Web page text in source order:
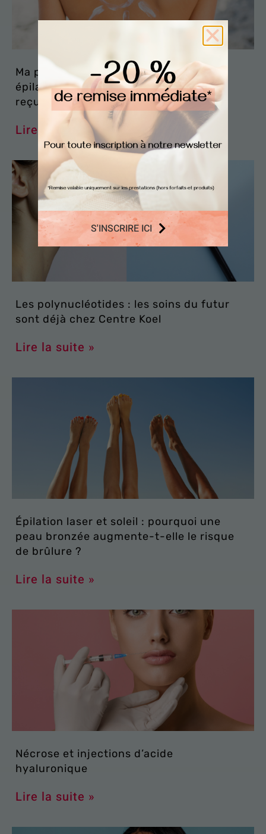
Ma peau est claire, je peux faire mon
épilation laser après le soleil : une idée
reçue dangereuse
Lire la suite »
Les polynucléotides : les soins du futur
sont déjà chez Centre Koel
Lire la suite »
Épilation laser et soleil : pourquoi une
peau bronzée augmente-t-elle le risque
de brûlure ?
Lire la suite »
Nécrose et injections d’acide
hyaluronique
Lire la suite »
S'INSCRIRE ICI